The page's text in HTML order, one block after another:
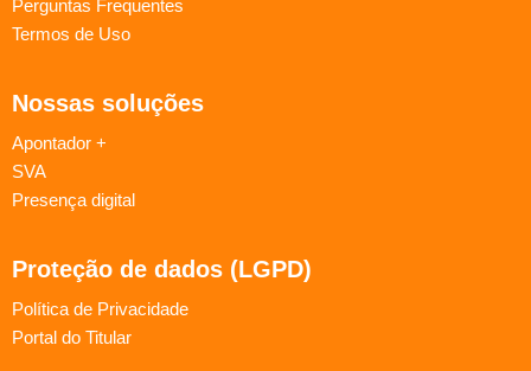
Perguntas Frequentes
Termos de Uso
Nossas soluções
Apontador +
SVA
Presença digital
Proteção de dados (LGPD)
Política de Privacidade
Portal do Titular